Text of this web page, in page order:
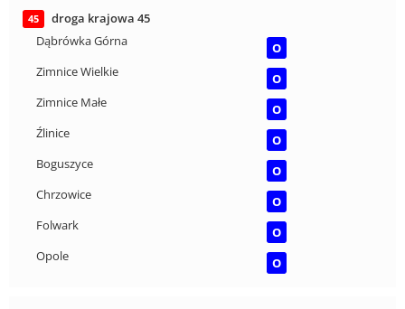
45
droga krajowa 45
Dąbrówka Górna
O
Zimnice Wielkie
O
Zimnice Małe
O
Źlinice
O
Boguszyce
O
Chrzowice
O
Folwark
O
Opole
O